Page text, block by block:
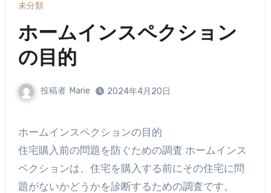
未分類
ホームインスペクション
の目的
投稿者 Marie 2024年4月20日
ホームインスペクションの目的
住宅購入前の問題を防ぐための調査 ホームインス
ペクションは、住宅を購入する前にその住宅に問
題がないかどうかを診断するための調査です。